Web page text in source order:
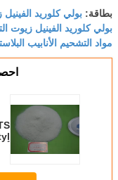
بطاقة: بولي كلوريد
بولي كلوريد الفينيل زيوت
مواد التشحيم الأنابيب